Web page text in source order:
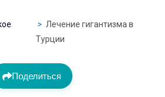
Лечение гигантизма в
Турции
Поделиться